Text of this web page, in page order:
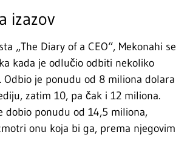
izazov
„The Diary of a CEO“, Mekonahi se
kada je odlučio odbiti nekoliko
Odbio je ponudu od 8 miliona dolara
zatim 10, pa čak i 12 miliona.
dobio ponudu od 14,5 miliona,
onu koja bi ga, prema njegovim